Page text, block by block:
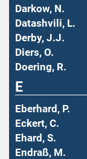
Darkow, N.
Datashvili, L.
Derby, J.J.
Diers, O.
Doering, R.
E
Eberhard, P.
Eckert, C.
Ehard, S.
Endraß, M.